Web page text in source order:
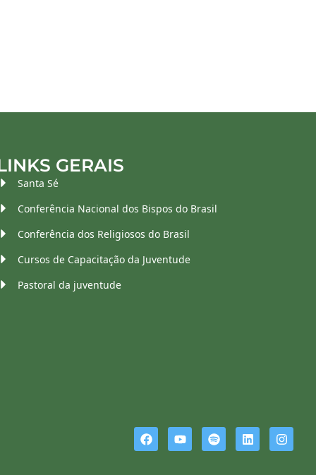
GERAIS
Santa Sé
Conferência Nacional dos Bispos do Brasil
Conferência dos Religiosos do Brasil
Cursos de Capacitação da Juventude
Pastoral da juventude